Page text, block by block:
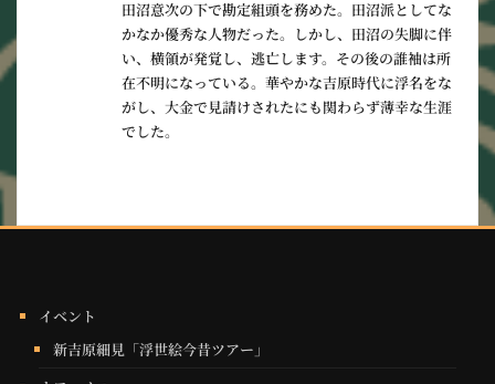
田沼意次の下で勘定組頭を務めた。田沼派としてな
かなか優秀な人物だった。しかし、田沼の失脚に伴
い、横領が発覚し、逃亡します。その後の誰袖は所
在不明になっている。華やかな吉原時代に浮名をな
がし、大金で見請けされたにも関わらず薄幸な生涯
でした。
イベント
新吉原細見「浮世絵今昔ツアー」